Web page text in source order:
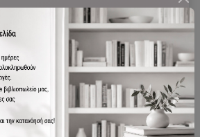
Ειρήνης" συνδυάζουν πολλά
καταρχήν μια πραγματεία
σχέσεων που πασχίζει, σε μια
να διατυπώσει αρχές
και εμπορικών ανταλλαγών
υποχωρήσεις και αναγνωρίσεις
Είναι επίσης μια οικονομικο-
επιπέδου που έβαλε τη
ανάλυση στο επίκεντρο της